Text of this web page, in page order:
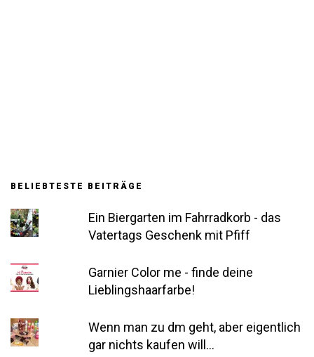
BELIEBTESTE BEITRÄGE
Ein Biergarten im Fahrradkorb - das
Vatertags Geschenk mit Pfiff
Garnier Color me - finde deine
Lieblingshaarfarbe!
Wenn man zu dm geht, aber eigentlich
gar nichts kaufen will...